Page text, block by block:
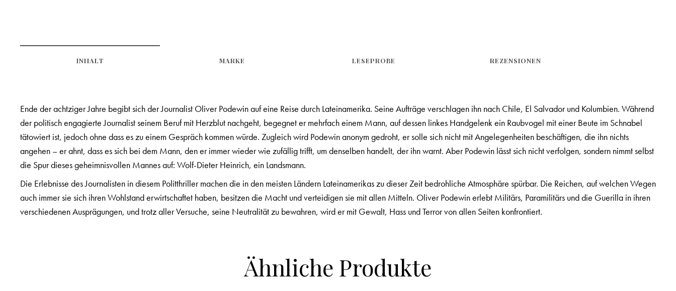
INHALT MARKE LESEPROBE REZENSIONEN
Ende der achtziger Jahre begibt sich der Journalist Oliver Podewin auf eine Reise durch Lateinamerika. Seine Aufträge verschlagen ihn nach Chile, El Salvador und Kolumbien. Während
der politisch engagierte Journalist seinem Beruf mit Herzblut nachgeht, begegnet er mehrfach einem Mann, auf dessen linkes Handgelenk ein Raubvogel mit einer Beute im Schnabel
tätowiert ist, jedoch ohne dass es zu einem Gespräch kommen würde. Zugleich wird Podewin anonym gedroht, er solle sich nicht mit Angelegenheiten beschäftigen, die ihn nichts
angehen – er ahnt, dass es sich bei dem Mann, den er immer wieder wie zufällig trifft, um denselben handelt, der ihn warnt. Aber Podewin lässt sich nicht verfolgen, sondern nimmt selbst
die Spur dieses geheimnisvollen Mannes auf: Wolf-Dieter Heinrich, ein Landsmann.
Die Erlebnisse des Journalisten in diesem Politthriller machen die in den meisten Ländern Lateinamerikas zu dieser Zeit bedrohliche Atmosphäre spürbar. Die Reichen, auf welchen Wegen
auch immer sie sich ihren Wohlstand erwirtschaftet haben, besitzen die Macht und verteidigen sie mit allen Mitteln. Oliver Podewin erlebt Militärs, Paramilitärs und die Guerilla in ihren
verschiedenen Ausprägungen, und trotz aller Versuche, seine Neutralität zu bewahren, wird er mit Gewalt, Hass und Terror von allen Seiten konfrontiert.
Ähnliche Produkte